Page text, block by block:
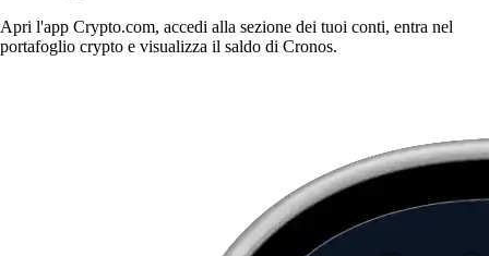
Apri l'app Crypto.com, accedi alla sezione dei tuoi conti, entra nel
portafoglio crypto e visualizza il saldo di Cronos.